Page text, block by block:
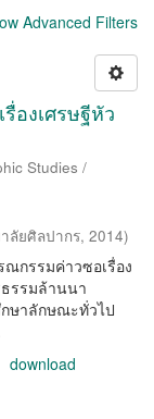
Advanced Filters
องเศรษฐีหัว
Studies /
ลัยศิลปากร, 2014)
กรรมค่าวซอเรื่อง
ธรรมล้านนา
ษาลักษณะทั่วไป
download